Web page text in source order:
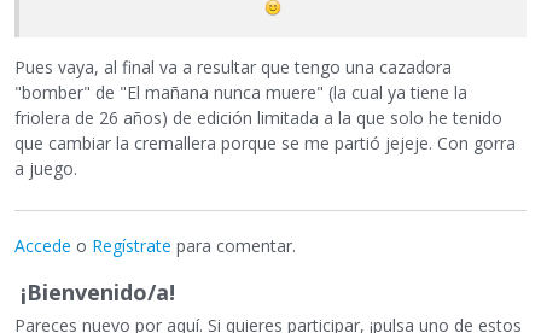
Pues vaya, al final va a resultar que tengo una cazadora
"bomber" de "El mañana nunca muere" (la cual ya tiene la
friolera de 26 años) de edición limitada a la que solo he tenido
que cambiar la cremallera porque se me partió jejeje. Con gorra
a juego.
Accede o Regístrate para comentar.
¡Bienvenido/a!
Pareces nuevo por aquí. Si quieres participar, ¡pulsa uno de estos